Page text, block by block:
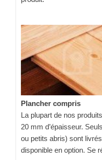
Plancher compris
La plupart de nos
20 mm d’épaisseur.
ou petits abris) sont
disponible en option. Se